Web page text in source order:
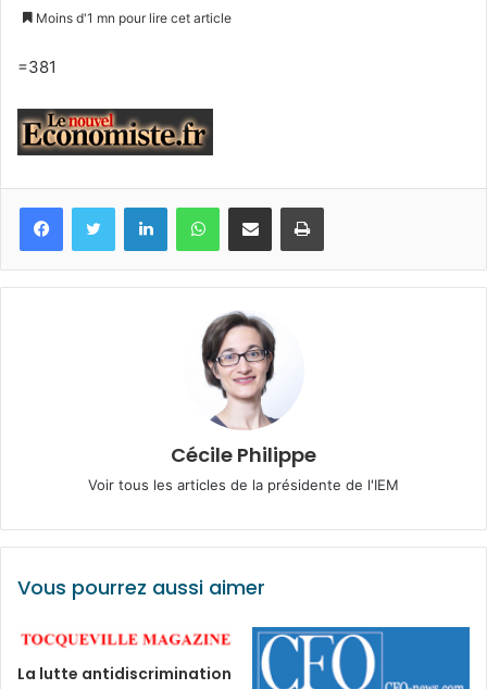
Moins d'1 mn pour lire cet article
=381
FacebookTwitter LinkedinWhatsApp
Partagez par mail Imprimez
Cécile Philippe
Voir tous les articles de la présidente de l'IEM
Vous pourrez aussi aimer
La lutte antidiscrimination